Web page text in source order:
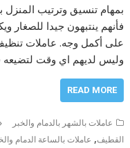
بمهام تنسيق وترتيب
فأنهم ينتبهون جيدا للصغار
على أكمل وجه. عاملات تنظيف
وليس لديهم اي وقت لتضيعه
READ MORE
عاملات بالشهر بالدمام والخبر
القطيف, عاملات بالساعة الدمام